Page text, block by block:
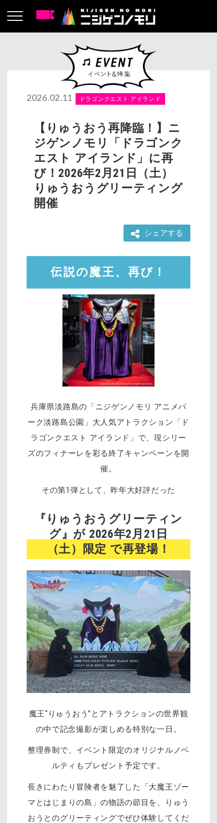
2026.02.11 ドラゴンクエスト アイランド
【りゅうおう再降臨！】ニ
ジゲンノモリ「ドラゴンク
エスト アイランド」に再
び！2026年2月21日（土）
りゅうおうグリーティング
開催
シェアする
伝説の魔王、再び！
兵庫県淡路島の「ニジゲンノモリ アニメパ
ーク淡路島公園」大人気アトラクション「ド
ラゴンクエスト アイランド」で、現シリー
ズのフィナーレを彩る終了キャンペーンを開
催。
その第1弾として、昨年大好評だった
『りゅうおうグリーティン
グ』が 2026年2月21日
（土）限定 で再登場！
魔王“りゅうおう”とアトラクションの世界観
の中で記念撮影が楽しめる特別な一日。
整理券制で、イベント限定のオリジナルノベ
ルティもプレゼント予定です。
長きにわたり冒険者を魅了した「大魔王ゾー
マとはじまりの島」の物語の節目を、りゅう
おうとのグリーティングでぜひ体験してくだ